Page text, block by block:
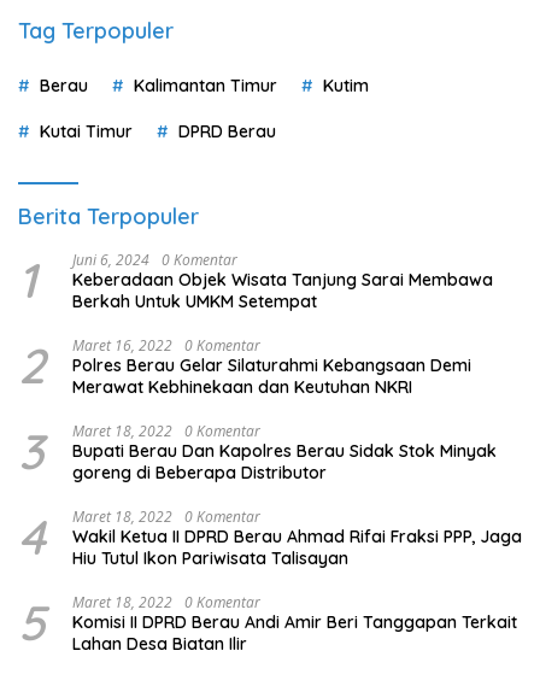
Tag Terpopuler
Berau Kalimantan Timur Kutim
Kutai Timur DPRD Berau
Berita Terpopuler
1 Juni 6, 2024 0 Komentar
Keberadaan Objek Wisata Tanjung Sarai Membawa
Berkah Untuk UMKM Setempat
2 Maret 16, 2022 0 Komentar
Polres Berau Gelar Silaturahmi Kebangsaan Demi
Merawat Kebhinekaan dan Keutuhan NKRI
3 Maret 18, 2022 0 Komentar
Bupati Berau Dan Kapolres Berau Sidak Stok Minyak
goreng di Beberapa Distributor
4 Maret 18, 2022 0 Komentar
Wakil Ketua II DPRD Berau Ahmad Rifai Fraksi PPP, Jaga
Hiu Tutul Ikon Pariwisata Talisayan
5 Maret 18, 2022 0 Komentar
Komisi II DPRD Berau Andi Amir Beri Tanggapan Terkait
Lahan Desa Biatan Ilir